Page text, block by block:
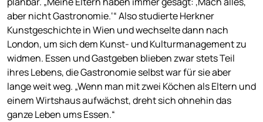
aber nicht Gastronomie.‘“ Also studierte Herkner
Kunstgeschichte in Wien und wechselte dann nach
London, um sich dem Kunst- und Kulturmanagement zu
widmen. Essen und Gastgeben blieben zwar stets Teil
ihres Lebens, die Gastronomie selbst war für sie aber
lange weit weg. „Wenn man mit zwei Köchen als Eltern und
einem Wirtshaus aufwächst, dreht sich ohnehin das
ganze Leben ums Essen.“